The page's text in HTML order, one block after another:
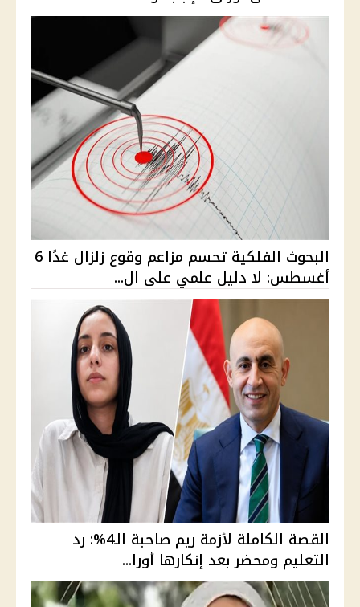
البحوث الفلكية تحسم مزاعم وقوع زلزال غدًا 6
أغسطس: لا دليل علمي على ال...
القصة الكاملة لأزمة ريم صاحبة الـ4%: رد
التعليم ومحضر بعد إنكارها أورا...